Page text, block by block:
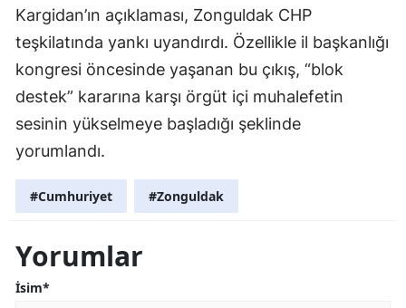
Kargidan’ın açıklaması, Zonguldak CHP
teşkilatında yankı uyandırdı. Özellikle il başkanlığı
kongresi öncesinde yaşanan bu çıkış, “blok
destek” kararına karşı örgüt içi muhalefetin
sesinin yükselmeye başladığı şeklinde
yorumlandı.
#Cumhuriyet #Zonguldak
Yorumlar
İsim*